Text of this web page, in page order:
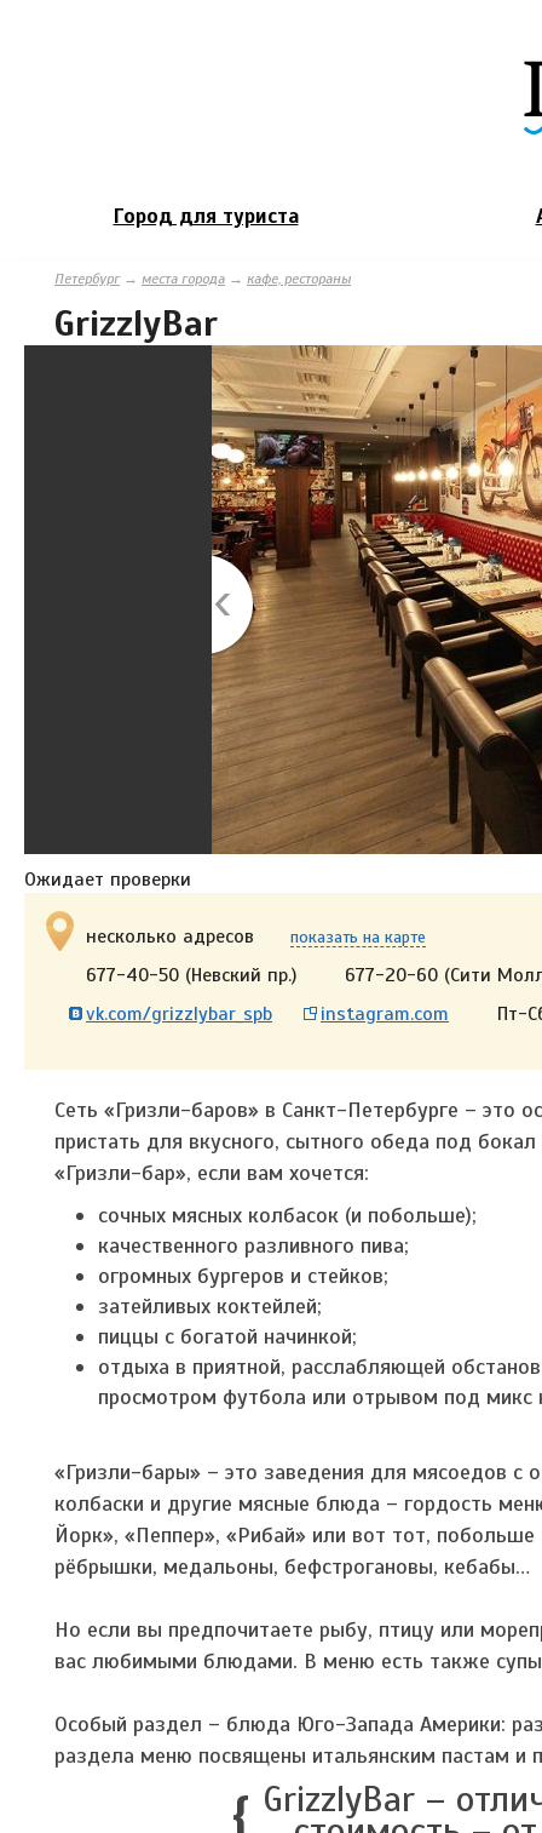
Город для туриста
Петербург→ места города → кафе, рестораны
GrizzlyBar
Ожидает проверки
несколько адресов показать на карте
677-40-50 (Невский пр.)
677-20-60 (Сити
vk.com/grizzlybar_spb
instagram.com Пт-
Сеть «Гризли-баров» в Санкт-Петербурге – это
пристать для вкусного, сытного обеда под
«Гризли-бар», если вам хочется:
сочных мясных колбасок (и побольше);
качественного разливного пива;
огромных бургеров и стейков;
затейливых коктейлей;
пиццы с богатой начинкой;
отдыха в приятной, расслабляющей
просмотром футбола или отрывом под микс
«Гризли-бары» – это заведения для мясоедов с
колбаски и другие мясные блюда – гордость
Йорк», «Пеппер», «Рибай» или вот тот,
рёбрышки, медальоны, бефстрогановы, кебабы…
Но если вы предпочитаете рыбу, птицу или
вас любимыми блюдами. В меню есть также супы,
Особый раздел – блюда Юго-Запада Америки:
раздела меню посвящены итальянским пастам
GrizzlyBar –